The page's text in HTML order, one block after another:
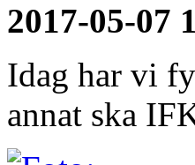
2017-05-07
Idag har vi
annat ska